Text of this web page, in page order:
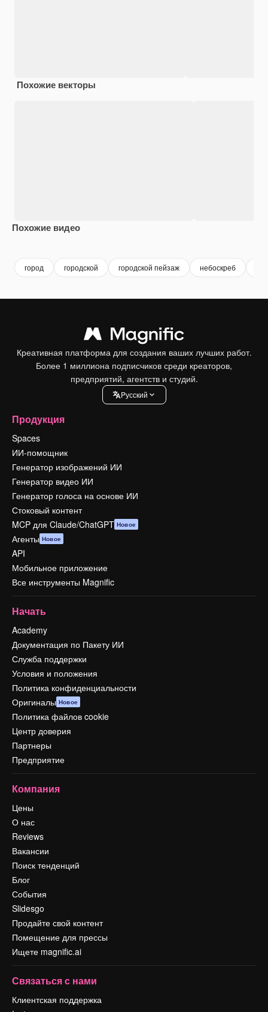
Похожие векторы
Похожие видео
город городской городской пейзаж небоскреб
Креативная платформа для создания ваших лучших работ.
Более 1 миллиона подписчиков среди креаторов,
предприятий, агентств и студий.
Pусский
Продукция
Spaces
ИИ-помощник
Генератор изображений ИИ
Генератор видео ИИ
Генератор голоса на основе ИИ
Стоковый контент
MCP для Claude/ChatGPT Новое
Агенты Новое
API
Мобильное приложение
Все инструменты Magnific
Начать
Academy
Документация по Пакету ИИ
Служба поддержки
Условия и положения
Политика конфиденциальности
Оригиналы Новое
Политика файлов cookie
Центр доверия
Партнеры
Предприятие
Компания
Цены
О нас
Reviews
Вакансии
Поиск тенденций
Блог
События
Slidesgo
Продайте свой контент
Помещение для прессы
Ищете magnific.ai
Связаться с нами
Клиентская поддержка